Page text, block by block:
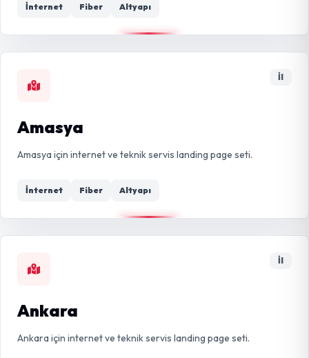
İnternet Fiber Altyapı
İl
Amasya
Amasya için internet ve teknik servis landing page seti.
İnternet Fiber Altyapı
İl
Ankara
Ankara için internet ve teknik servis landing page seti.